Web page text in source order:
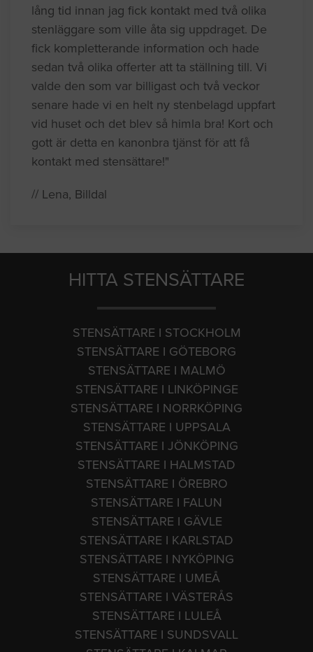
lång tid innan jag fick kontakt med två olika
stenläggare som ville åta sig uppdraget. De
fick kompletterande information och hade
sedan två olika offerter att ta ställning till. Vi
valde den som var billigast och två veckor
senare hade vi en helt ny stenbelagd uppfart
vid huset och det blev så himla bra! Kort och
gott är detta en kanonbra tjänst för att få
kontakt med stensättare!"
// Lena, Billdal
HITTA STENSÄTTARE
STENSÄTTARE I STOCKHOLM
STENSÄTTARE I GÖTEBORG
STENSÄTTARE I MALMÖ
STENSÄTTARE I LINKÖPINGE
STENSÄTTARE I NORRKÖPING
STENSÄTTARE I UPPSALA
STENSÄTTARE I JÖNKÖPING
STENSÄTTARE I HALMSTAD
STENSÄTTARE I ÖREBRO
STENSÄTTARE I FALUN
STENSÄTTARE I GÄVLE
STENSÄTTARE I KARLSTAD
STENSÄTTARE I NYKÖPING
STENSÄTTARE I UMEÅ
STENSÄTTARE I VÄSTERÅS
STENSÄTTARE I LULEÅ
STENSÄTTARE I SUNDSVALL